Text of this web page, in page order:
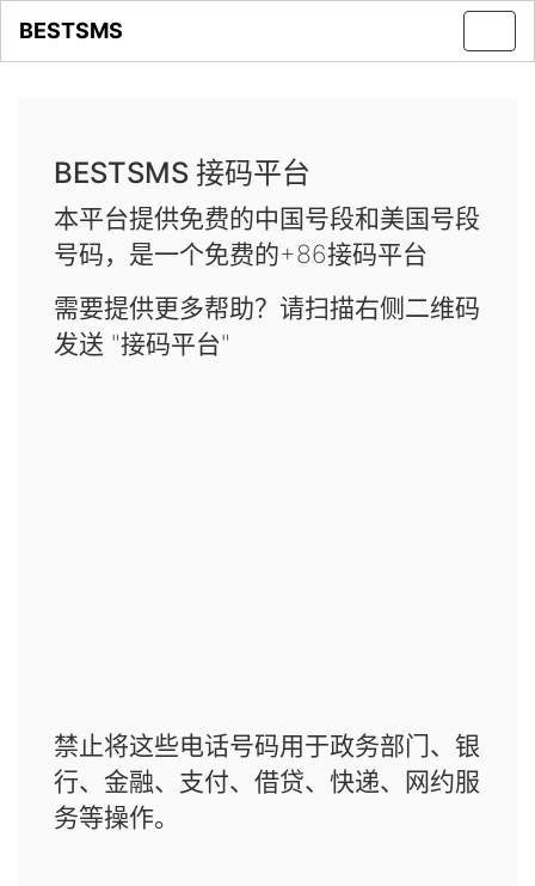
BESTSMS
BESTSMS 接码平台
本平台提供免费的中国号段和美国号段
号码，是一个免费的+86接码平台
需要提供更多帮助？请扫描右侧二维码
发送 "接码平台"
禁止将这些电话号码用于政务部门、银
行、金融、支付、借贷、快递、网约服
务等操作。